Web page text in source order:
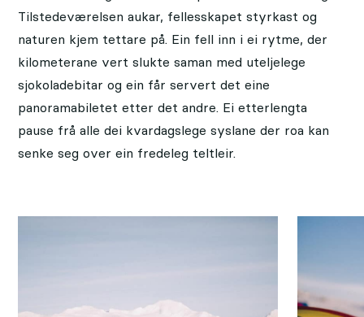
Tilstedeværelsen aukar, fellesskapet styrkast og
naturen kjem tettare på. Ein fell inn i ei rytme, der
kilometerane vert slukte saman med uteljelege
sjokoladebitar og ein får servert det eine
panoramabiletet etter det andre. Ei etterlengta
pause frå alle dei kvardagslege syslane der roa kan
senke seg over ein fredeleg teltleir.